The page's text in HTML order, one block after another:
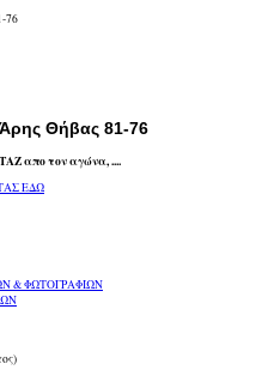
Θήβας 81-76
απο τον αγώνα, ....
ΕΔΩ
& ΦΩΤΟΓΡΑΦΙΩΝ